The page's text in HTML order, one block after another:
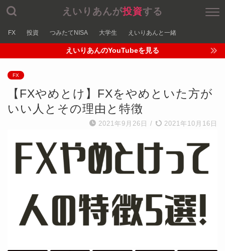
えいりあんが投資する
FX 投資 つみたてNISA 大学生 えいりあんと一緒
えいりあんのYouTubeを見る
FX
【FXやめとけ】FXをやめといた方が
いい人とその理由と特徴
2021年9月26日 / 2021年10月16日